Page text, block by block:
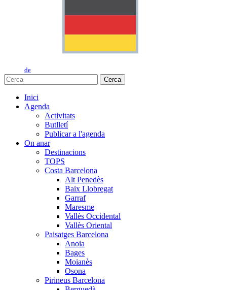
de
Cerca
Inici
Agenda
Activitats
Butlletí
Publicar a l'agenda
On anar
Destinacions
TOPS
Costa Barcelona
Alt Penedès
Baix Llobregat
Garraf
Maresme
Vallès Occidental
Vallès Oriental
Paisatges Barcelona
Anoia
Bages
Moianès
Osona
Pirineus Barcelona